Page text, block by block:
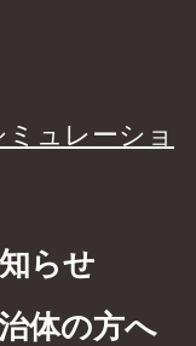
ュレーショ
らせ
体の方へ